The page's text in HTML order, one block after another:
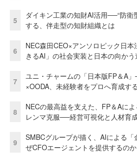
5
ダイキン工業の知財AI活用──“防衛
する、伴走型の知財組織とは
6
NEC森田CEO×アンソロピック日
きるAI」の社会実装と日本の向かう
7
ユニ・チャームの「日本版FP＆A
×OODA、未経験者をプロへ育成す
8
NECの最高益を支えた、FP＆Aに
レンマ克服──経営可視化と人材育
9
SMBCグループが描く、AIによる
ぜCFOエージェントを提供するのか